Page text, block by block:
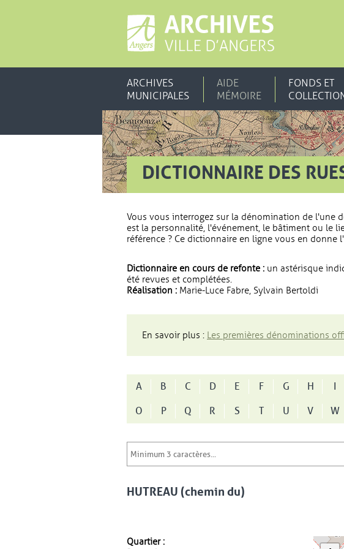
ARCHIVES
MUNICIPALES
AIDE
MÉMOIRE
FONDS ET
DICTIONNAIRE DES
Vous vous interrogez sur la dénomination de l'une
est la personnalité, l'événement, le bâtiment ou le
référence ? Ce dictionnaire en ligne vous en donne
Dictionnaire en cours de refonte : un astérisque
été revues et complétées.
Réalisation : Marie-Luce Fabre, Sylvain Bertoldi
En savoir plus : Les premières dénominations
A B C D E F G H I
O
P Q R S T U V W
HUTREAU (chemin du)
Quartier :